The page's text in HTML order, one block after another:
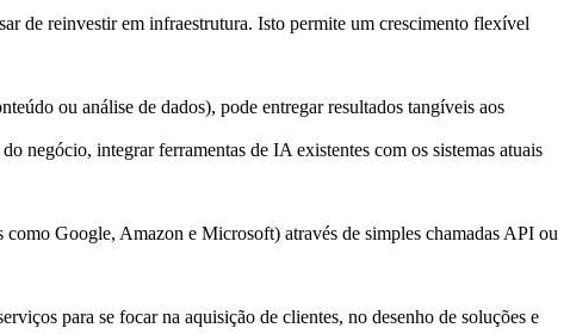
de reinvestir em infraestrutura. Isto permite um crescimento flexível
ou análise de dados), pode entregar resultados tangíveis aos
negócio, integrar ferramentas de IA existentes com os sistemas atuais
Google, Amazon e Microsoft) através de simples chamadas API ou
para se focar na aquisição de clientes, no desenho de soluções e